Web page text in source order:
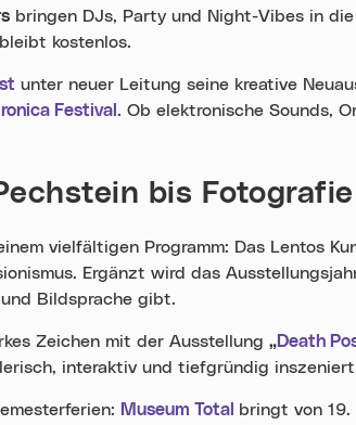
bringen DJs, Party und Night-Vibes in
kostenlos.
unter neuer Leitung seine kreative
Festival . Ob elektronische Sounds,
bis Fotografie
vielfältigen Programm: Das Lentos
Ergänzt wird das
Bildsprache gibt.
Zeichen mit der Ausstellung „Death
interaktiv und tiefgründig
Museum Total
bringt von